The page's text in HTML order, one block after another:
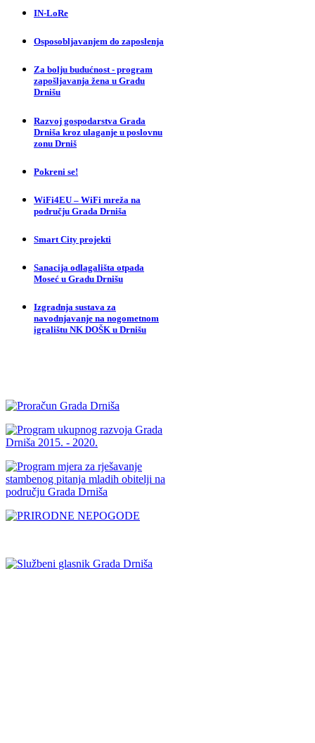
IN-LoRe
Osposobljavanjem do zaposlenja
Za bolju budućnost - program
zapošljavanja žena u Gradu
Drnišu
Razvoj gospodarstva Grada
Drniša kroz ulaganje u poslovnu
zonu Drniš
Pokreni se!
WiFi4EU – WiFi mreža na
području Grada Drniša
Smart City projekti
Sanacija odlagališta otpada
Moseć u Gradu Drnišu
Izgradnja sustava za
navodnjavanje na nogometnom
igralištu NK DOŠK u Drnišu